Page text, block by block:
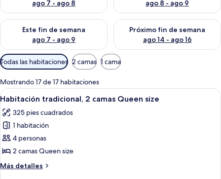
ago 7 - ago 8
ago 8 - ago 9
Este fin de semana
ago 7 - ago 9
Consulta la disponibilidad para este fin de semana ago 7 -
Próximo fin de semana
ago 14 - ago 16
Consulta la disponibilidad
Filtros
disponibles
para
las
habitaciones
Todas las habitaciones 2 camas 1 cama
Mostrando 17 de 17 habitaciones
Abrir
todas
las
fotos
de
Habitación
tradicional,
2
Una habitación de hotel con cama,
3
Habitación tradicional, 2 camas Queen size
325 pies cuadrados
1 habitación
4 personas
2 camas Queen size
Más detalles
Más